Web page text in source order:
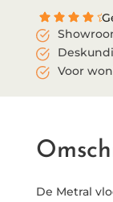
Voor
De Metral